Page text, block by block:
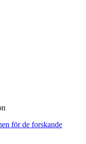
för de forskande